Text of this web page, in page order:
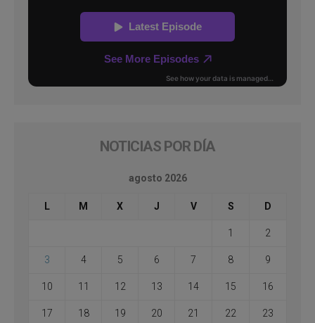
NOTICIAS POR DÍA
agosto 2026
L M X J V S D
1 2
3 4 5 6 7 8 9
10 11 12 13 14 15 16
17 18 19 20 21 22 23